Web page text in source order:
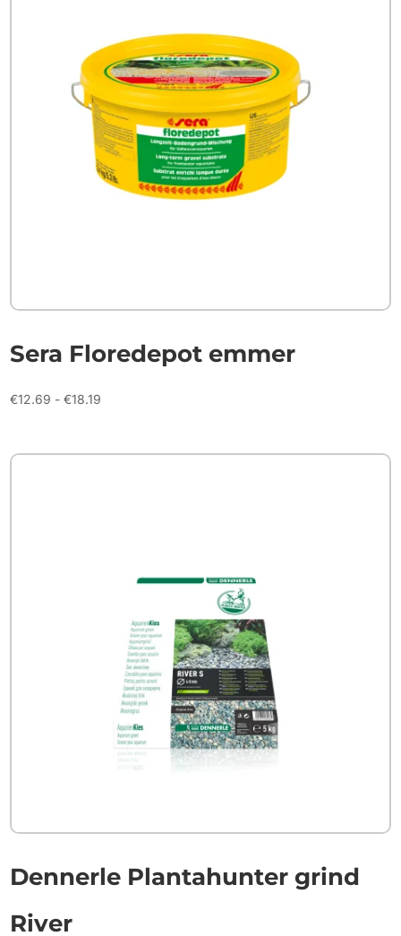
Sera Floredepot emmer
€12.69 - €18.19
€18.19
Dennerle Plantahunter grind
River